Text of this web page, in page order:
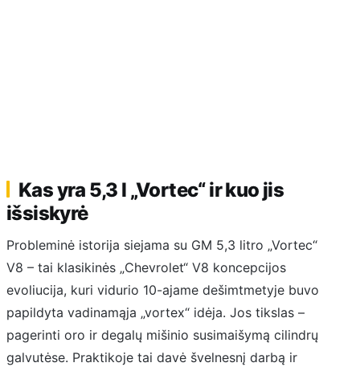
Kas yra 5,3 l „Vortec“ ir kuo jis
išsiskyrė
Probleminė istorija siejama su GM 5,3 litro „Vortec“
V8 – tai klasikinės „Chevrolet“ V8 koncepcijos
evoliucija, kuri vidurio 10-ajame dešimtmetyje buvo
papildyta vadinamąja „vortex“ idėja. Jos tikslas –
pagerinti oro ir degalų mišinio susimaišymą cilindrų
galvutėse. Praktikoje tai davė švelnesnį darbą ir